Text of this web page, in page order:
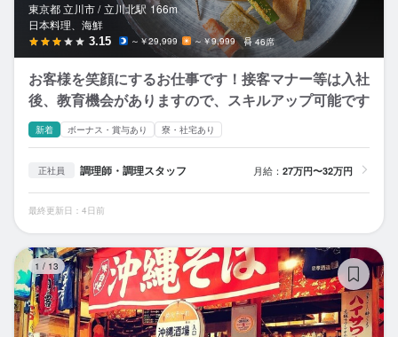
東京都 立川市 / 立川北駅 166m
日本料理、海鮮
3.15 ～￥29,999 ～￥9,999 46席
お客様を笑顔にするお仕事です！接客マナー等は入社
後、教育機会がありますので、スキルアップ可能です
新着 ボーナス・賞与あり 寮・社宅あり
正社員 調理師・調理スタッフ 月給： 27万円〜32万円
最終更新日：4日前
1 / 13